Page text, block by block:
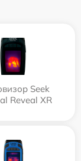
Seek
Reveal XR